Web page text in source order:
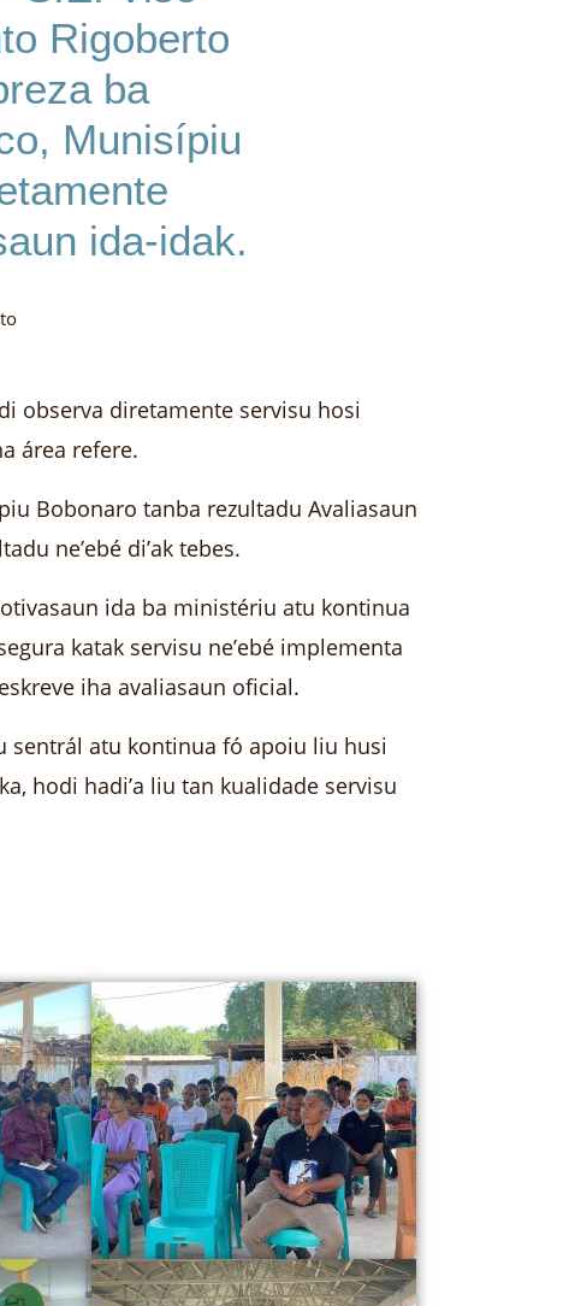
Rigoberto
ba
Munisípiu
ida-idak.
observa diretamente servisu hosi
área refere.
Bobonaro tanba rezultadu Avaliasaun
ne’ebé di’ak tebes.
ida ba ministériu atu kontinua
katak servisu ne’ebé implementa
iha avaliasaun oficial.
sentrál atu kontinua fó apoiu liu husi
hodi hadi’a liu tan kualidade servisu